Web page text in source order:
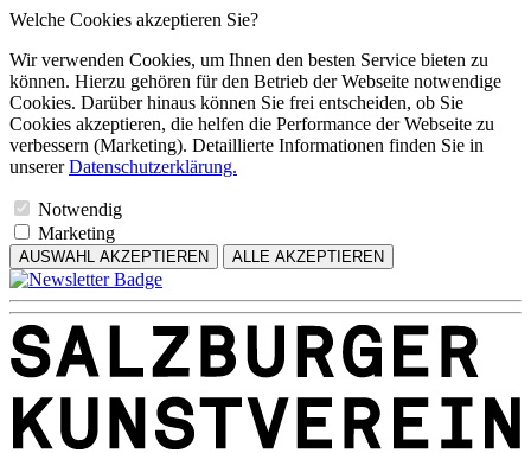
Welche Cookies akzeptieren Sie?
Wir verwenden Cookies, um Ihnen den besten Service bieten zu
können. Hierzu gehören für den Betrieb der Webseite notwendige
Cookies. Darüber hinaus können Sie frei entscheiden, ob Sie
Cookies akzeptieren, die helfen die Performance der Webseite zu
verbessern (Marketing). Detaillierte Informationen finden Sie in
unsererDatenschutzerklärung.
Notwendig
Marketing
AUSWAHL AKZEPTIEREN ALLE AKZEPTIEREN